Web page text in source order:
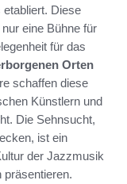
etabliert. Diese
eine Bühne für
für das
Orten
schaffen diese
Künstlern und
Die Sehnsucht,
ist ein
der Jazzmusik
präsentieren.